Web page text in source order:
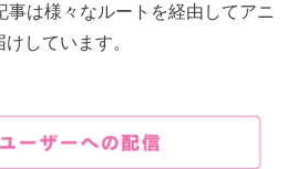
事は様々なルートを経由してアニ
しています。